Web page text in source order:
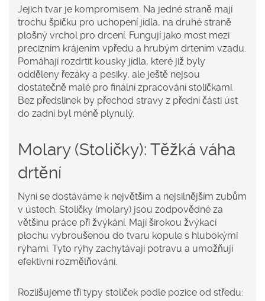
Jejich tvar je kompromisem. Na jedné straně mají
trochu špičku pro uchopení jídla, na druhé straně
plošný vrchol pro drcení. Fungují jako most mezi
precizním krájením vpředu a hrubým drtením vzadu.
Pomáhají rozdrtit kousky jídla, které již byly
odděleny řezáky a pesiky, ale ještě nejsou
dostatečně malé pro finální zpracování stoličkami.
Bez předslinek by přechod stravy z přední části úst
do zadní byl méně plynulý.
Molary (Stoličky): Těžká váha
drtění
Nyní se dostáváme k největším a nejsilnějším zubům
v ústech. Stoličky (molary) jsou zodpovědné za
většinu práce při žvýkání. Mají širokou žvýkací
plochu vybroušenou do tvaru kopule s hlubokými
rýhami. Tyto rýhy zachytávají potravu a umožňují
efektivní rozmělňování.
Rozlišujeme tři typy stoliček podle pozice od středu: